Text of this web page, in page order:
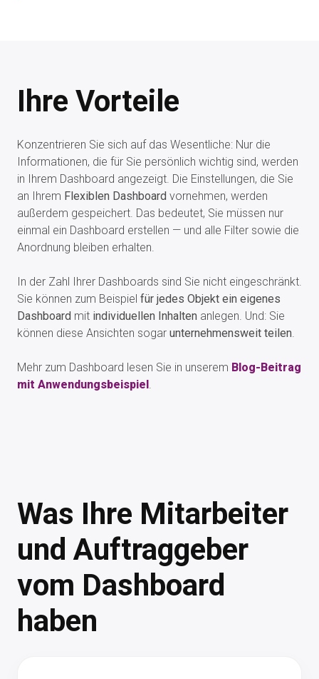
Ihre Vorteile
Konzentrieren Sie sich auf das Wesentliche: Nur die
Informationen, die für Sie persönlich wichtig sind, werden
in Ihrem Dashboard angezeigt. Die Einstellungen, die Sie
an Ihrem Flexiblen Dashboard vornehmen, werden
außerdem gespeichert. Das bedeutet, Sie müssen nur
einmal ein Dashboard erstellen — und alle Filter sowie die
Anordnung bleiben erhalten.
In der Zahl Ihrer Dashboards sind Sie nicht eingeschränkt.
Sie können zum Beispiel für jedes Objekt ein eigenes
Dashboard mit individuellen Inhalten anlegen. Und: Sie
können diese Ansichten sogar unternehmensweit teilen.
Mehr zum Dashboard lesen Sie in unserem Blog-Beitrag
mit Anwendungsbeispiel.
Was Ihre Mitarbeiter
und Auftraggeber
vom Dashboard
haben